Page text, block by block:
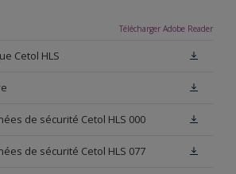
Télécharger Adobe Reader
Cetol HLS
de sécurité Cetol HLS 000
de sécurité Cetol HLS 077